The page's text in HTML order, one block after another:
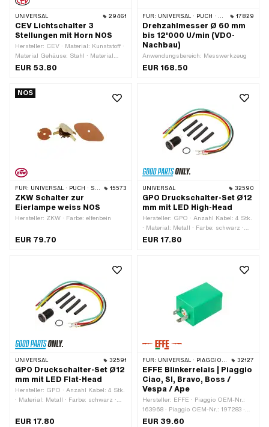
UNIVERSAL 29461
CEV Lichtschalter 3
Stellungen mit Horn NOS
Hersteller: CEV · Material: Kunststoff ·
Material Gehäuse: Stahl · Material
Unterbau: Stahl · Oberfläche:
(Scheinwerfer) · Funktionen: Hupe ·
Stk. · Ø Lenker: 22 mm
EUR 53.80
FÜR: UNIVERSAL · PUCH · SACHS 17829
Drehzahlmesser Ø 60 mm
bis 12'000 U/min (VDO-
Nachbau)
Anwendungsbereich: Messwerkzeug
EUR 168.50
NOS
FÜR: UNIVERSAL · PUCH · SACHS 15573
ZKW Schalter zur
Eierlampe weiss NOS
Hersteller: ZKW · Farbe: elfenbein
EUR 79.70
UNIVERSAL 32590
GPO Druckschalter-Set Ø12
mm mit LED High-Head
Hersteller: GPO · Anzahl Kabel: 4 Stk.
· Material: Metall · Farbe: schwarz ·
Gesamtlänge: 27 mm · Gewindeart:
EUR 17.80
UNIVERSAL 32591
GPO Druckschalter-Set Ø12
mm mit LED Flat-Head
Hersteller: GPO · Anzahl Kabel: 4 Stk.
· Material: Metall · Farbe: schwarz ·
MF12x0.75 (Feingewinde) · Anzahl
EUR 17.80
FÜR: UNIVERSAL · PIAGGIO · VESPA 32127
EFFE Blinkerrelais | Piaggio
Ciao, SI, Bravo, Boss /
Vespa / Ape
Hersteller: EFFE · Piaggio OEM-Nr.:
163968 · Piaggio OEM-Nr.: 197283 ·
Piaggio OEM-Nr.: 213594 · Piaggio
EUR 39.60